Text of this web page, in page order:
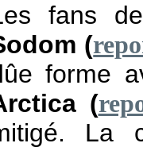
fans
(
forme
(
La